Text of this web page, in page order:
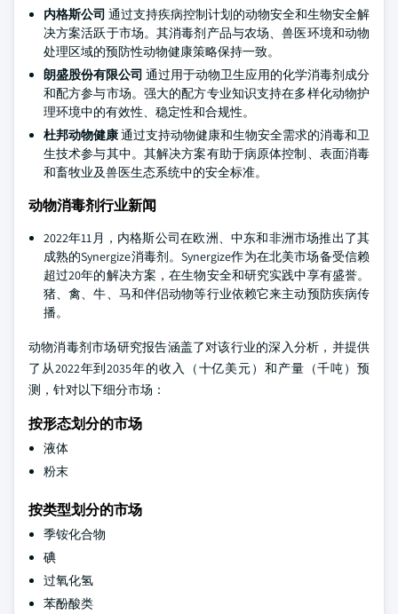
内格斯公司 通过支持疾病控制计划的动物安全和生物安全解
决方案活跃于市场。其消毒剂产品与农场、兽医环境和动物
处理区域的预防性动物健康策略保持一致。
朗盛股份有限公司 通过用于动物卫生应用的化学消毒剂成分
和配方参与市场。强大的配方专业知识支持在多样化动物护
理环境中的有效性、稳定性和合规性。
杜邦动物健康通过支持动物健康和生物安全需求的消毒和卫
生技术参与其中。其解决方案有助于病原体控制、表面消毒
和畜牧业及兽医生态系统中的安全标准。
动物消毒剂行业新闻
2022年11月，内格斯公司在欧洲、中东和非洲市场推出了其
成熟的Synergize消毒剂。Synergize作为在北美市场备受信赖
超过20年的解决方案，在生物安全和研究实践中享有盛誉。
猪、禽、牛、马和伴侣动物等行业依赖它来主动预防疾病传
播。
动物消毒剂市场研究报告涵盖了对该行业的深入分析，并提供
了从2022年到2035年的收入（十亿美元）和产量（千吨）预
测，针对以下细分市场：
按形态划分的市场
液体
粉末
按类型划分的市场
季铵化合物
碘
过氧化氢
苯酚酸类